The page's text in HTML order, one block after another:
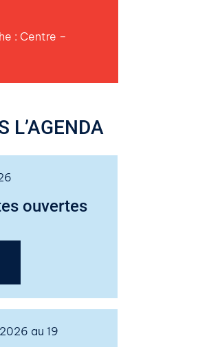
: Centre –
L’AGENDA
ouvertes
au 19